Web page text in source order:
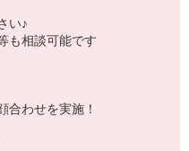
い♪
も相談可能です
合わせを実施！